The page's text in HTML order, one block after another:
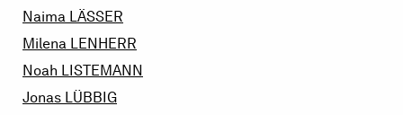
Naima LÄSSER
Milena LENHERR
Noah LISTEMANN
Jonas LÜBBIG